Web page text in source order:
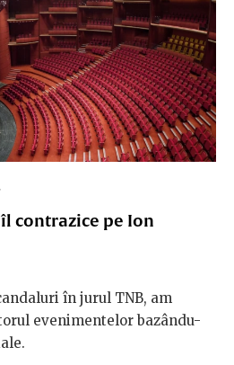
contrazice pe Ion
în jurul TNB, am
evenimentelor bazându-